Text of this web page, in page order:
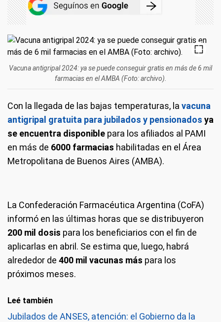
Vacuna antigripal 2024: ya se puede conseguir gratis en más de 6 mil
farmacias en el AMBA (Foto: archivo).
Con la llegada de las bajas temperaturas, la vacuna
antigripal gratuita para jubilados y pensionados ya
se encuentra disponible para los afiliados al PAMI
en más de 6000 farmacias habilitadas en el Área
Metropolitana de Buenos Aires (AMBA).
La Confederación Farmacéutica Argentina (CoFA)
informó en las últimas horas que se distribuyeron
200 mil dosis para los beneficiarios con el fin de
aplicarlas en abril. Se estima que, luego, habrá
alrededor de 400 mil vacunas más para los
próximos meses.
Leé también
Jubilados de ANSES, atención: el Gobierno da la